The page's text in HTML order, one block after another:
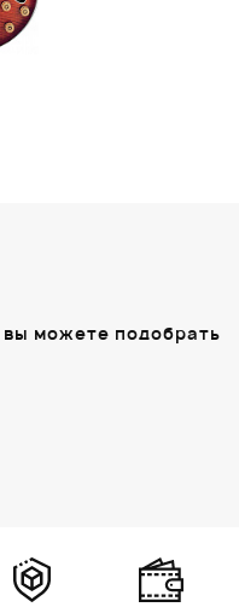
можете подобрать